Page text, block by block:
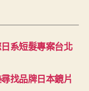
系短髮專案台北
找品牌日本鏡片